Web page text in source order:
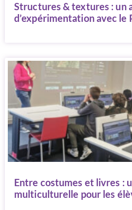
Structures & textures : un
d’expérimentation avec le
Entre costumes et livres :
multiculturelle pour les